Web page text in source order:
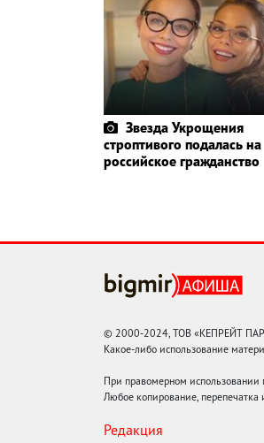
Звезда Укрощения
строптивого подалась на
российское гражданство
© 2000-2024, ТОВ «КЕПРЕЙТ
Какое-либо использование
При правомерном использовании
Любое копирование, перепечатка
Редакция